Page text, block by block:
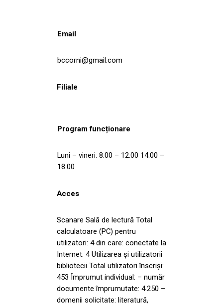
Email
bccorni@gmail.com
Filiale
Program funcționare
Luni – vineri: 8.00 – 12.00 14.00 –
18.00
Acces
Scanare Sală de lectură Total
calculatoare (PC) pentru
utilizatori: 4 din care: conectate la
Internet: 4 Utilizarea și utilizatorii
bibliotecii Total utilizatori înscriși:
453 Împrumut individual: – număr
documente împrumutate: 4.250 –
domenii solicitate: literatură,